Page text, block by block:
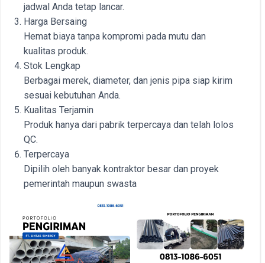
jadwal Anda tetap lancar.
Harga Bersaing
Hemat biaya tanpa kompromi pada mutu dan
kualitas produk.
Stok Lengkap
Berbagai merek, diameter, dan jenis pipa siap kirim
sesuai kebutuhan Anda.
Kualitas Terjamin
Produk hanya dari pabrik terpercaya dan telah lolos
QC.
Terpercaya
Dipilih oleh banyak kontraktor besar dan proyek
pemerintah maupun swasta